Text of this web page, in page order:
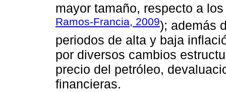
mayor tamaño, respecto a
Ramos-Francia, 2009); además
periodos de alta y baja
por diversos cambios
precio del petróleo,
financieras.